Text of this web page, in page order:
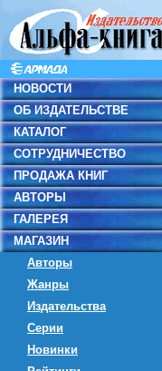
НОВОСТИ
ОБ ИЗДАТЕЛЬСТВЕ
КАТАЛОГ
СОТРУДНИЧЕСТВО
ПРОДАЖА КНИГ
АВТОРЫ
ГАЛЕРЕЯ
МАГАЗИН
Авторы
Жанры
Издательства
Серии
Новинки